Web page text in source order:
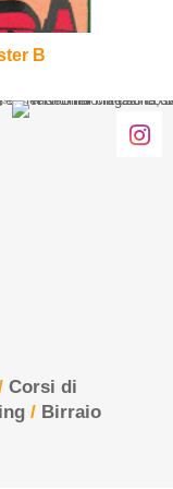
B
Corsi di
/ Birraio